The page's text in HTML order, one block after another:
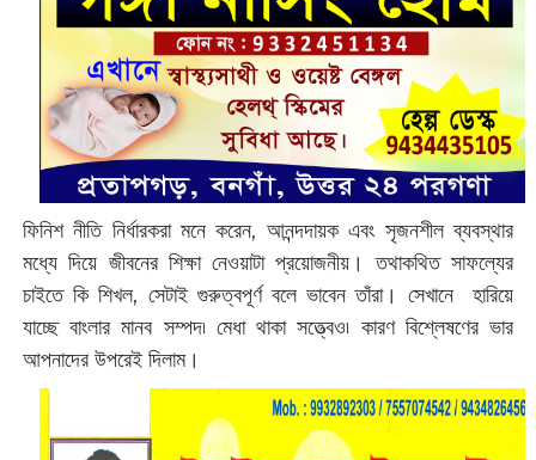
ফিনিশ নীতি নির্ধারকরা মনে করেন, আনন্দদায়ক এবং সৃজনশীল ব্যবস্থার
মধ্যে দিয়ে জীবনের শিক্ষা নেওয়াটা প্রয়োজনীয়। তথাকথিত সাফল্যের
চাইতে কি শিখল, সেটাই গুরুত্বপূর্ণ বলে ভাবেন তাঁরা। সেখানে হারিয়ে
যাচ্ছে বাংলার মানব সম্পদ৷ মেধা থাকা সত্ত্বেও৷ কারণ বিশ্লেষণের ভার
আপনাদের উপরেই দিলাম।